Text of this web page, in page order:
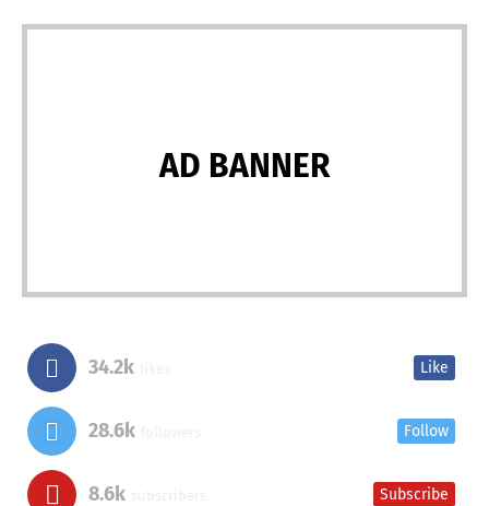
AD BANNER
34.2k Like
28.6k Follow
8.6k Subscribe